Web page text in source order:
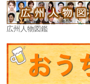
広州人物図鑑